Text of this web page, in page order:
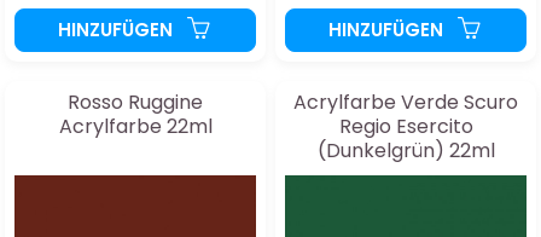
HINZUFÜGEN HINZUFÜGEN
Rosso Ruggine
Acrylfarbe 22ml
Acrylfarbe Verde Scuro
Regio Esercito
(Dunkelgrün) 22ml